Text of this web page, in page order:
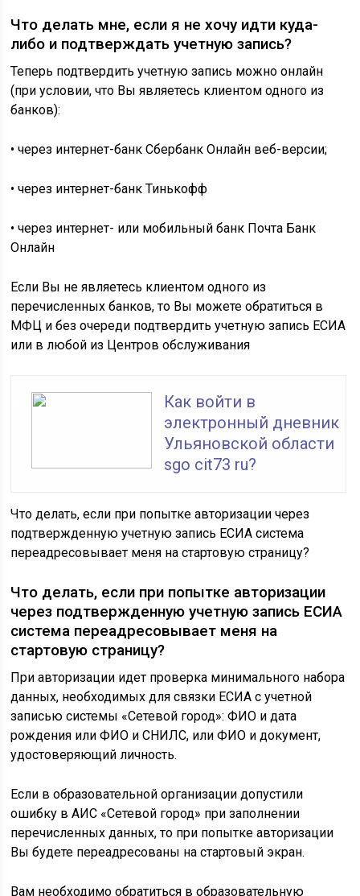
Что делать мне, если я не хочу идти куда-
либо и подтверждать учетную запись?
Теперь подтвердить учетную запись можно онлайн
(при условии, что Вы являетесь клиентом одного из
банков):
• через интернет-банк Сбербанк Онлайн веб-версии;
• через интернет-банк Тинькофф
• через интернет- или мобильный банк Почта Банк
Онлайн
Если Вы не являетесь клиентом одного из
перечисленных банков, то Вы можете обратиться в
МФЦ и без очереди подтвердить учетную запись ЕСИА
или в любой из Центров обслуживания
Как войти в
электронный дневник
Ульяновской области
sgo cit73 ru?
Что делать, если при попытке авторизации через
подтвержденную учетную запись ЕСИА система
переадресовывает меня на стартовую страницу?
Что делать, если при попытке авторизации
через подтвержденную учетную запись ЕСИА
система переадресовывает меня на
стартовую страницу?
При авторизации идет проверка минимального набора
данных, необходимых для связки ЕСИА с учетной
записью системы «Сетевой город»: ФИО и дата
рождения или ФИО и СНИЛС, или ФИО и документ,
удостоверяющий личность.
Если в образовательной организации допустили
ошибку в АИС «Сетевой город» при заполнении
перечисленных данных, то при попытке авторизации
Вы будете переадресованы на стартовый экран.
Вам необходимо обратиться в образовательную